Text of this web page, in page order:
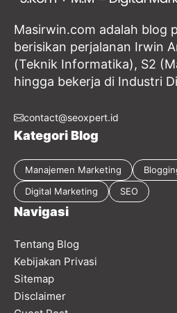
Masirwin.com adalah blog
berisikan perjalanan Irwin
(Teknik Informatika), S2
hingga bekerja di Industri
contact@seoxpert.id
Kategori Blog
Manajemen Marketing
Digital Marketing
SEO
Navigasi
Tentang Blog
Kebijakan Privasi
Sitemap
Disclaimer